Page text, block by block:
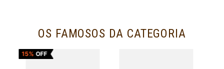
OS FAMOSOS DA CATEGORIA
15% OFF